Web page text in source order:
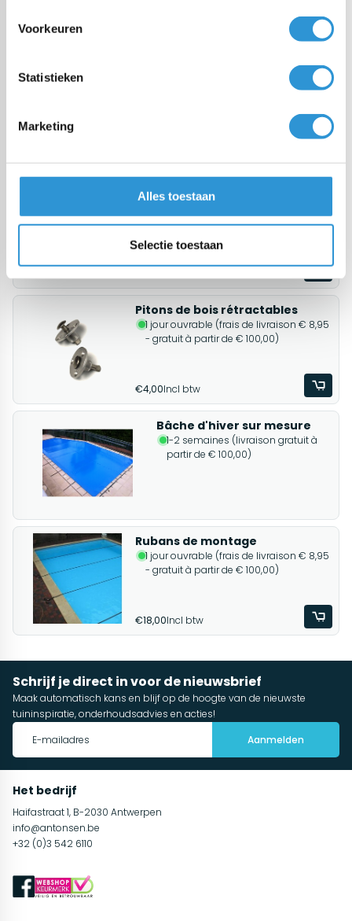
Voorkeuren
Statistieken
Marketing
Alles toestaan
Selectie toestaan
Ancrages pour carrelage ou ancrages au sol.
Idéal pour attacher votre voile d'hiver ou votre couverture de piscine.
Vous percez un trou diam. 10mm dans la tuile et y pousse l'ancrage.
Si vous n'utilisez pas l'ancrage, la «coupe» retombe à plat sur le sol.
Produits associés
Piquets 25cm
Pitons de bois rétractables
1 jour ouvrable (frais de livraison € 8,95
- gratuit à partir de € 100,00)
€4,00Incl btw
Bâche d'hiver sur mesure
1-2 semaines (livraison gratuit à
partir de € 100,00)
Rubans de montage
1 jour ouvrable (frais de livraison € 8,95
- gratuit à partir de € 100,00)
€18,00Incl btw
Schrijf je direct in voor de nieuwsbrief
Maak automatisch kans en blijf op de hoogte van de nieuwste
tuininspiratie, onderhoudsadvies en acties!
Aanmelden
Het bedrijf
Haifastraat 1, B-2030 Antwerpen
info@antonsen.be
+32 (0)3 542 6110